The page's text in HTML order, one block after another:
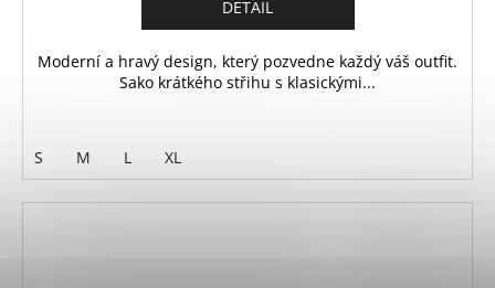
DETAIL
Moderní a hravý design, který pozvedne každý váš outfit.
Sako krátkého střihu s klasickými...
S M L XL